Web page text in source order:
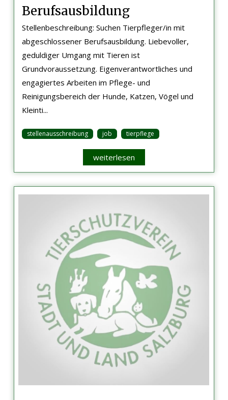
Berufsausbildung
Stellenbeschreibung: Suchen Tierpfleger/in mit
abgeschlossener Berufsausbildung. Liebevoller,
geduldiger Umgang mit Tieren ist
Grundvoraussetzung. Eigenverantwortliches und
engagiertes Arbeiten im Pflege- und
Reinigungsbereich der Hunde, Katzen, Vögel und
Kleinti...
stellenausschreibung job tierpflege
weiterlesen